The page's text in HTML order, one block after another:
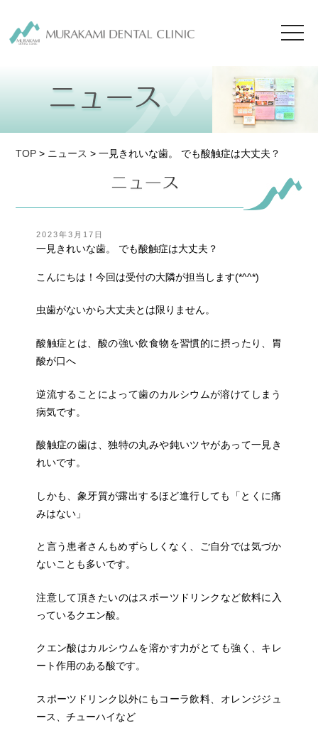
TOP > ニュース > 一見きれいな歯。 でも酸触症は大丈夫？
投
日:
2023年3月17日
一見きれいな歯。 でも酸触症は大丈夫？
こんにちは！今回は受付の大隣が担当します(*^^*)
虫歯がないから大丈夫とは限りません。
酸触症とは、酸の強い飲食物を習慣的に摂ったり、胃
酸が口へ
逆流することによって歯のカルシウムが溶けてしまう
病気です。
酸触症の歯は、独特の丸みや鈍いツヤがあって一見き
れいです。
しかも、象牙質が露出するほど進行しても「とくに痛
みはない」
と言う患者さんもめずらしくなく、ご自分では気づか
ないことも多いです。
注意して頂きたいのはスポーツドリンクなど飲料に入
っているクエン酸。
クエン酸はカルシウムを溶かす力がとても強く、キレ
ート作用のある酸です。
スポーツドリンク以外にもコーラ飲料、オレンジジュ
ース、チューハイなど